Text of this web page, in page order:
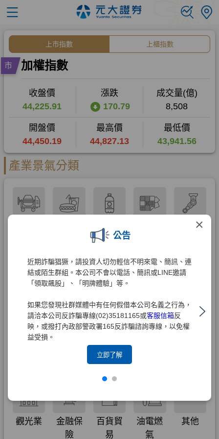
×
公告
近期詐騙猖獗，請投資人切勿輕信不明來電、簡訊、連
結或陌生群組。本公司不會以電話、簡訊或LINE邀請
「領取飆股」、「明牌體驗」等。
如果您發現社群媒體中有任何假借本公司名義之行為，
請洽本公司反詐騙專線(02)35181165或客服信箱反
映，或撥打內政部警政署165反詐騙諮詢專線，以免權
益受損。
立即了解